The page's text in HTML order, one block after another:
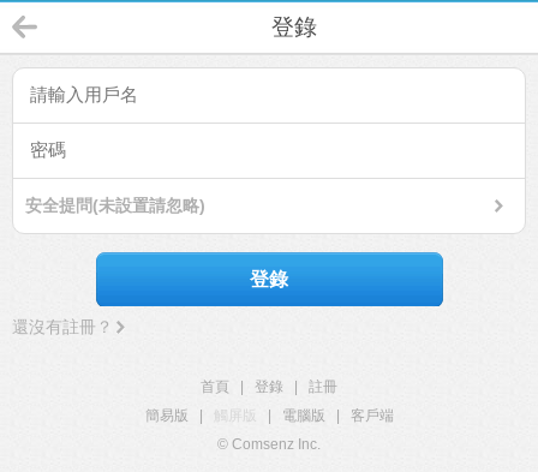
登錄
安全提問(未設置請忽略)
登錄
還沒有註冊？
首頁 登錄
註冊
簡易版
觸屏版 電腦版
客戶端
© Comsenz Inc.